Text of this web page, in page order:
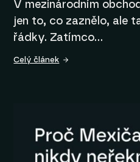
V mezinárodním
jen to, co zaznělo, ale
řádky. Zatímco…
Celý článek